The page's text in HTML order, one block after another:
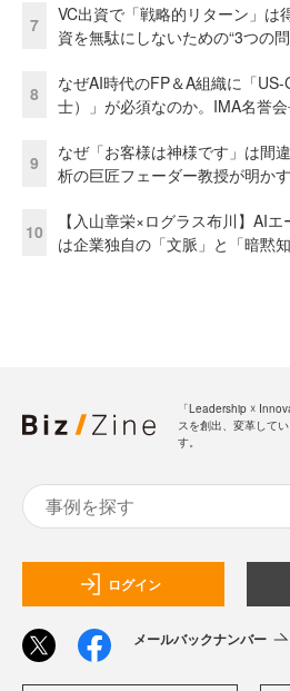
7
VC出資で「戦略的リターン」は
資を無駄にしないための“3つの
8
なぜAI時代のFP＆A組織に「
士）」が必須なのか。IMA名誉会
9
なぜ「お客様は神様です」は間
析の巨匠フェーダー教授が明か
10
【入山章栄×ログラス布川】AI
は企業独自の「文脈」と「暗黙
「Leadership ☓
スを創出、変革して
す。
ログイン
メールバックナンバー